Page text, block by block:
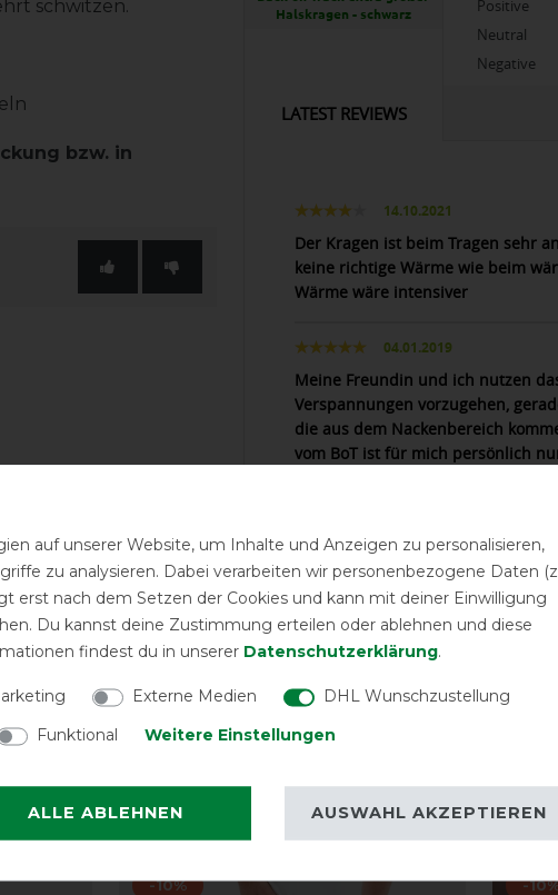
schwitzen.
bzw. in
Halskragen - schwarz
Positive
Neutral
Negative
LATEST REVIEWS
14.10.2021
Der Kragen ist beim Tragen sehr
keine richtige Wärme wie beim
Wärme wäre intensiver
04.01.2019
Meine Freundin und ich nutzen
Verspannungen vorzugehen,
die aus dem Nackenbereich
vom BoT ist für mich persönlich
Resultat ist definitiv zu
Wassersport und meine Freundin
am liebsten immer und überall,
modern und fällt überhaupt nicht
dem Klettverschluss ist da schon
zufrieden mit dem BoT und
Nackenverspannungen bis hin zu
dem Nacken zu kämpfen hat.
DETAILS ZUR
-10% -
auf unserer Website, um Inhalte und Anzeigen zu personalisieren,
zu analysieren. Dabei verarbeiten wir personenbezogene Daten
erst nach dem Setzen der Cookies und kann mit deiner Einwilligung
Du kannst deine Zustimmung erteilen oder ablehnen und diese
findest du in unserer Daten­schutz­erklärung.
Externe Medien
DHL Wunschzustellung
Funktional Weitere Einstellungen
ALLE ABLEHNEN AUSWAHL AKZEPTIEREN